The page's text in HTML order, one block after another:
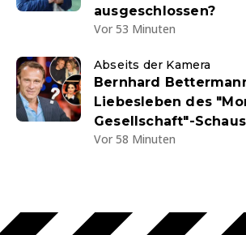
ausgeschlossen?
Vor 53 Minuten
Abseits der Kamera
Bernhard
Liebesleben des
Gesellschaft"-
Vor 58 Minuten